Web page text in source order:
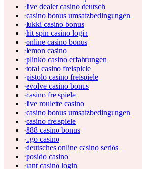
·live dealer casino deutsch
·casino bonus umsatzbedingungen
·lukki casino bonus
·hit spin casino login
·online casino bonus
·lemon casino
·plinko casino erfahrungen
·total casino freispiele
·pistolo casino freispiele
·evolve casino bonus
·casino freispiele
·live roulette casino
·casino bonus umsatzbedingungen
·casino freispiele
·888 casino bonus
·1go casino
·deutsches online casino seriös
·posido casino
·rant casino login